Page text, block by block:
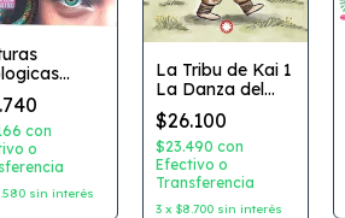
de
con
o
sin interés
La Tribu de Kai 1
La Danza del
Cuentaconmigo
Autor: Raquel
Diaz Reguera
Dibujante: Lucia
Serrano Editorial:
Flamboyant
$26.100
$23.490 con
Efectivo o
Transferencia
3 x $8.700 sin interés